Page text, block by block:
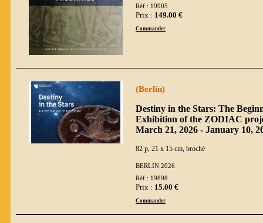
Réf : 19905
Prix : 149.00 €
Commander
(Berlin)
Destiny in the Stars: The
Exhibition of the ZODIAC
March 21, 2026 - January 10,
82 p, 21 x 15 cm, broché
BERLIN 2026
Réf : 19898
Prix : 15.00 €
Commander